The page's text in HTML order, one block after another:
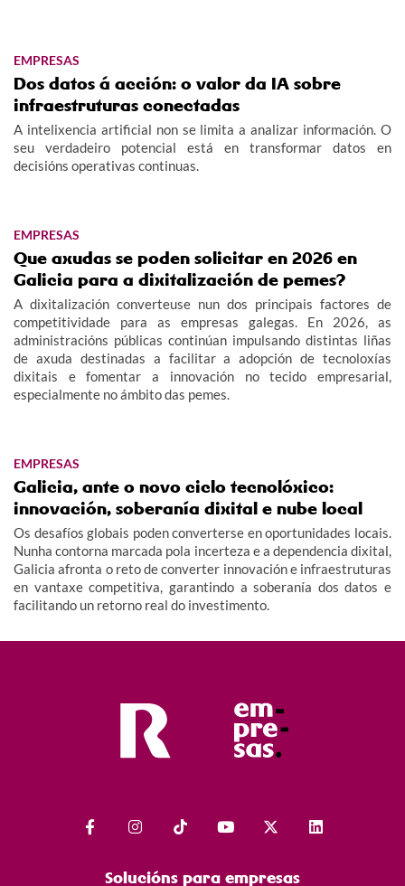
EMPRESAS
Dos datos á acción: o valor da IA sobre
infraestruturas conectadas
A intelixencia artificial non se limita a analizar información. O
seu verdadeiro potencial está en transformar datos en
decisións operativas continuas.
EMPRESAS
Que axudas se poden solicitar en 2026 en
Galicia para a dixitalización de pemes?
A dixitalización converteuse nun dos principais factores de
competitividade para as empresas galegas. En 2026, as
administracións públicas continúan impulsando distintas liñas
de axuda destinadas a facilitar a adopción de tecnoloxías
dixitais e fomentar a innovación no tecido empresarial,
especialmente no ámbito das pemes.
EMPRESAS
Galicia, ante o novo ciclo tecnolóxico:
innovación, soberanía dixital e nube local
Os desafíos globais poden converterse en oportunidades locais.
Nunha contorna marcada pola incerteza e a dependencia dixital,
Galicia afronta o reto de converter innovación e infraestruturas
en vantaxe competitiva, garantindo a soberanía dos datos e
facilitando un retorno real do investimento.
Solucións para empresas